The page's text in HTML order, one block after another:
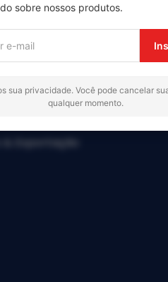
Exportação
sobre nossos produtos.
sua privacidade. Você pode cancelar
qualquer momento.